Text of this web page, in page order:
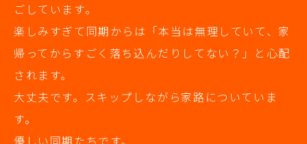
ごしています。
楽しみすぎて同期からは「本当は無理していて、家
帰ってからすごく落ち込んだりしてない？」と心配
されます。
大丈夫です。スキップしながら家路についていま
す。
優しい同期たちです。